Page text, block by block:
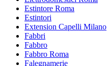
Estintore Roma
Estintori
Extension Capelli Milano
Fabbri
Fabbro
Fabbro Roma
Falegnamerie